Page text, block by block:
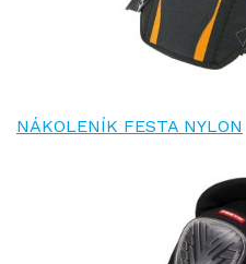
NÁKOLENÍK FESTA NYLON